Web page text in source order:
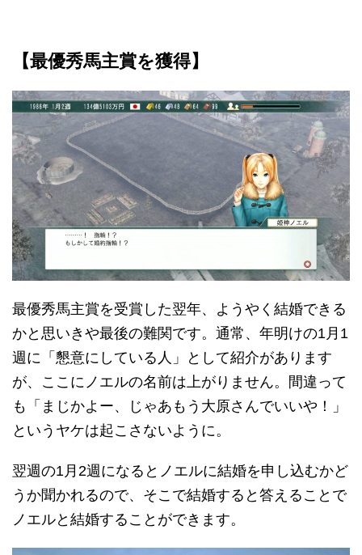
【最優秀馬主賞を獲得】
最優秀馬主賞を受賞した翌年、ようやく結婚できる
かと思いきや最後の難関です。通常、年明けの1月1
週に「懇意にしている人」として紹介があります
が、ここにノエルの名前は上がりません。間違って
も「まじかよー、じゃあもう大原さんでいいや！」
というヤケは起こさないように。
翌週の1月2週になるとノエルに結婚を申し込むかど
うか聞かれるので、そこで結婚すると答えることで
ノエルと結婚することができます。